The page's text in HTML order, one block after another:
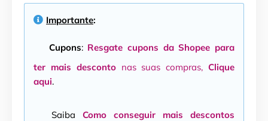
Importante:
Cupons: Resgate cupons da Shopee para
ter mais descontonas suas compras,Clique
aqui.
Saiba Como conseguir mais descontos